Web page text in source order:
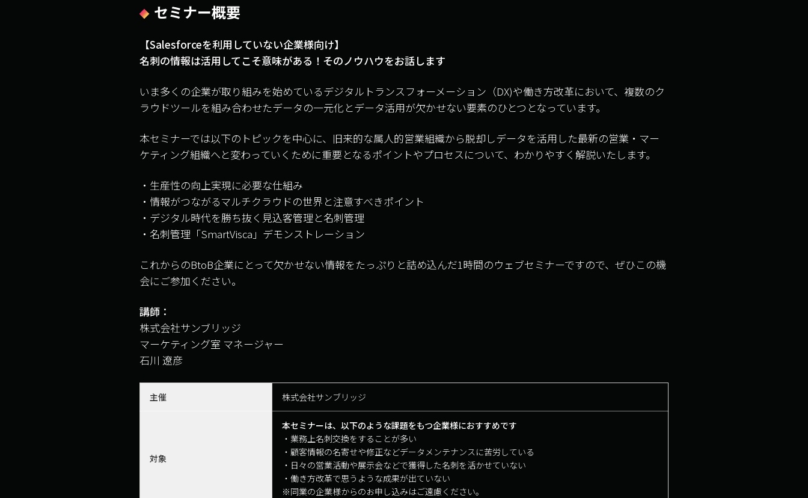
セミナー概要
【Salesforceを利用していない企業様向け】
名刺の情報は活用してこそ意味がある！そのノウハウをお話します
いま多くの企業が取り組みを始めているデジタルトランスフォーメーション（DX)や働き方改革において、複数のク
ラウドツールを組み合わせたデータの一元化とデータ活用が欠かせない要素のひとつとなっています。
本セミナーでは以下のトピックを中心に、旧来的な属人的営業組織から脱却しデータを活用した最新の営業・マー
ケティング組織へと変わっていくために重要となるポイントやプロセスについて、わかりやすく解説いたします。
・生産性の向上実現に必要な仕組み
・情報がつながるマルチクラウドの世界と注意すべきポイント
・デジタル時代を勝ち抜く見込客管理と名刺管理
・名刺管理「SmartVisca」デモンストレーション
これからのBtoB企業にとって欠かせない情報をたっぷりと詰め込んだ1時間のウェブセミナーですので、ぜひこの機
会にご参加ください。
講師：
株式会社サンブリッジ
マーケティング室 マネージャー
石川 遼彦
主催 株式会社サンブリッジ
対象
本セミナーは、以下のような課題をもつ企業様におすすめです
・業務上名刺交換をすることが多い
・顧客情報の名寄せや修正などデータメンテナンスに苦労している
・日々の営業活動や展示会などで獲得した名刺を活かせていない
・働き方改革で思うような成果が出ていない
※同業の企業様からのお申し込みはご遠慮ください。